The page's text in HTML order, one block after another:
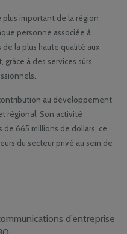
important de la région
personne associée à
de la plus haute qualité aux
grâce à des services sûrs,
au développement
régional. Son activité
665 millions de dollars, ce
du secteur privé au sein de
d’entreprise